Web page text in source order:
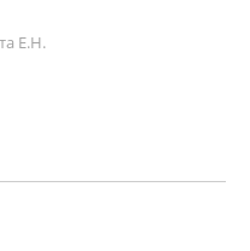
Е.Н.